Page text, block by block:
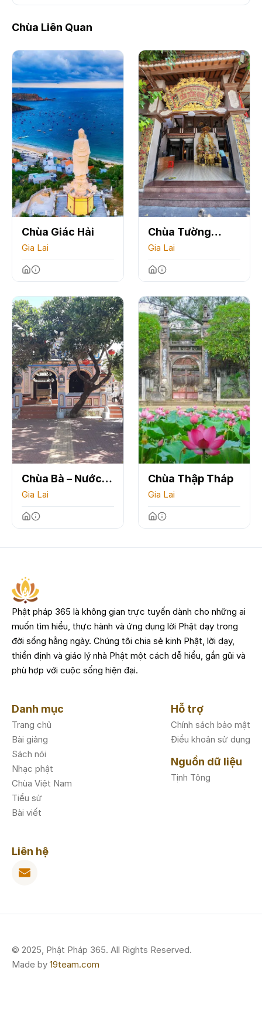
Chùa Liên Quan
Chùa Giác Hải
Gia Lai
Chùa Tường
Quang
Gia Lai
Chùa Bà – Nước
Mặn
Gia Lai
Chùa Thập Tháp
Gia Lai
Phật pháp 365 là không gian trực tuyến dành cho những ai
muốn tìm hiểu, thực hành và ứng dụng lời Phật dạy trong
đời sống hằng ngày. Chúng tôi chia sẻ kinh Phật, lời dạy,
thiền định và giáo lý nhà Phật một cách dễ hiểu, gần gũi và
phù hợp với cuộc sống hiện đại.
Danh mục
Trang chủ
Bài giảng
Sách nói
Nhạc phật
Chùa Việt Nam
Tiểu sử
Bài viết
Hỗ trợ
Chính sách bảo mật
Điều khoản sử dụng
Nguồn dữ liệu
Tịnh Tông
Liên hệ
© 2025, Phật Pháp 365. All Rights Reserved.
Made by 19team.com